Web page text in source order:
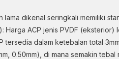
lama dikenal seringkali memiliki
Harga ACP jenis PVDF
tersedia dalam ketebalan total
0.50mm), di mana semakin